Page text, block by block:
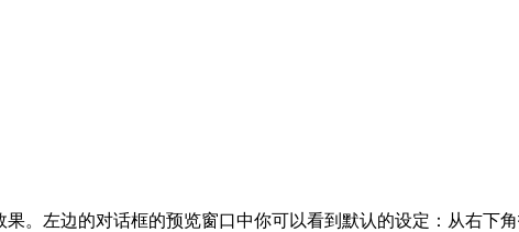
。左边的对话框的预览窗口中你可以看到默认的设定：从右下角